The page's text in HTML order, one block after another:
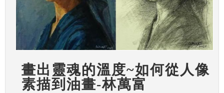
畫出靈魂的溫度~如何從人像
素描到油畫-林萬富